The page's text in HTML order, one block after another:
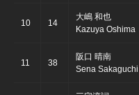
10 14
大嶋 和也
Kazuya Oshima
11 38
阪口 晴南
Sena Sakaguchi